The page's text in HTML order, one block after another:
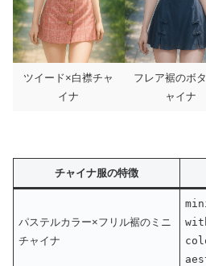
ツイード×白襟チャ
イナ
フレア裾のボ
ャイナ
チャイナ服の特徴
パステルカラー×フリル裾のミニ
チャイナ